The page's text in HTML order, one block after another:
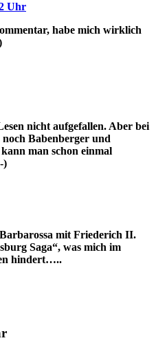
Uhr
habe mich wirklich
nicht aufgefallen. Aber bei
Babenberger und
man schon einmal
)
mit Friederich II.
Saga“, was mich im
hindert…..